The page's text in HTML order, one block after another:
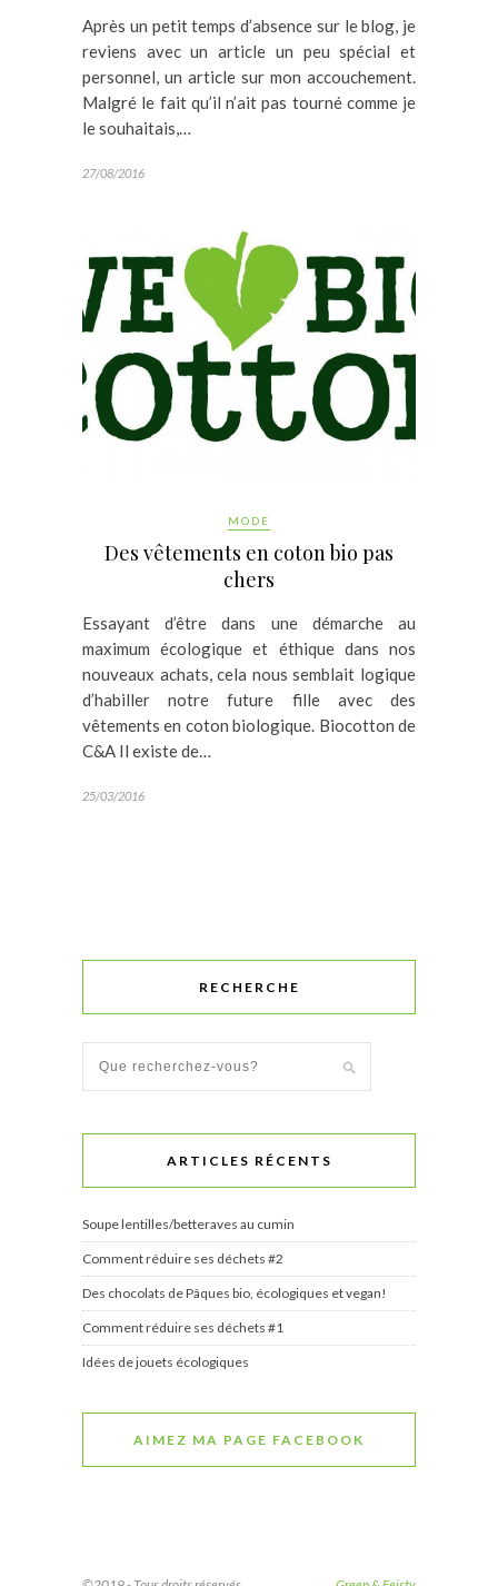
Après un petit temps d’absence sur le blog, je
reviens avec un article un peu spécial et
personnel, un article sur mon accouchement.
Malgré le fait qu’il n’ait pas tourné comme je
le souhaitais,…
27/08/2016
MODE
Des vêtements en coton bio pas
chers
Essayant d’être dans une démarche au
maximum écologique et éthique dans nos
nouveaux achats, cela nous semblait logique
d’habiller notre future fille avec des
vêtements en coton biologique. Biocotton de
C&A Il existe de…
25/03/2016
RECHERCHE
ARTICLES RÉCENTS
Soupe lentilles/betteraves au cumin
Comment réduire ses déchets #2
Des chocolats de Pâques bio, écologiques et vegan!
Comment réduire ses déchets #1
Idées de jouets écologiques
AIMEZ MA PAGE FACEBOOK